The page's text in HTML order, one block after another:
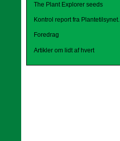
The Plant Explorer seeds
Kontrol report fra Plantetilsynet.
Foredrag
Artikler om lidt af hvert